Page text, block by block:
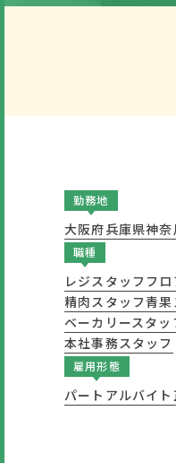
勤務地
大阪府兵庫県神
職種
レジスタッフ フ
精肉スタッフ青果
ベーカリースタッ
本社事務スタッフ
雇用形態
パート アルバイト